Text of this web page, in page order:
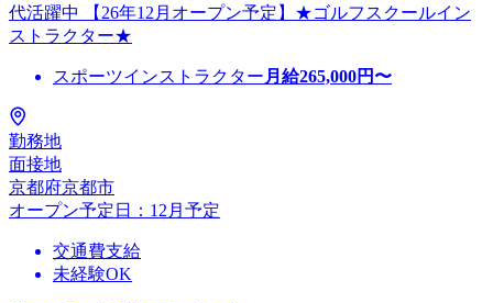
代活躍中 【26年12月オープン予定】★ゴルフスクールイン
ストラクター★
スポーツインストラクター 月給265,000円〜
勤務地
面接地
京都府京都市
オープン予定日：12月予定
交通費支給
未経験OK